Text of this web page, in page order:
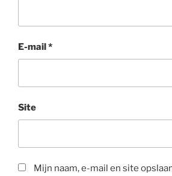
E-mail *
Site
Mijn naam, e-mail en site